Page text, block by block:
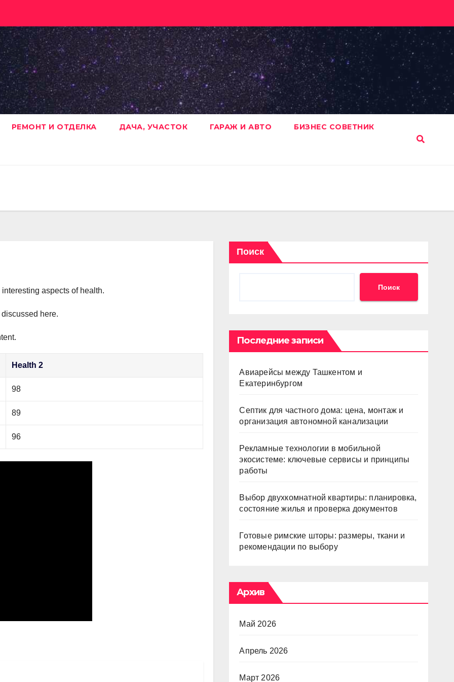
РЕМОНТ И ОТДЕЛКА ДАЧА, УЧАСТОК ГАРАЖ И АВТО БИЗНЕС СОВЕТНИК
aspects of health.
here.
Health 2
98
89
96
Поиск
Поиск
Последние записи
Авиарейсы между Ташкентом и
Екатеринбургом
Септик для частного дома: цена, монтаж и
организация автономной канализации
Рекламные технологии в мобильной
экосистеме: ключевые сервисы и принципы
работы
Выбор двухкомнатной квартиры: планировка,
состояние жилья и проверка документов
Готовые римские шторы: размеры, ткани и
рекомендации по выбору
Архив
Май 2026
Апрель 2026
Март 2026